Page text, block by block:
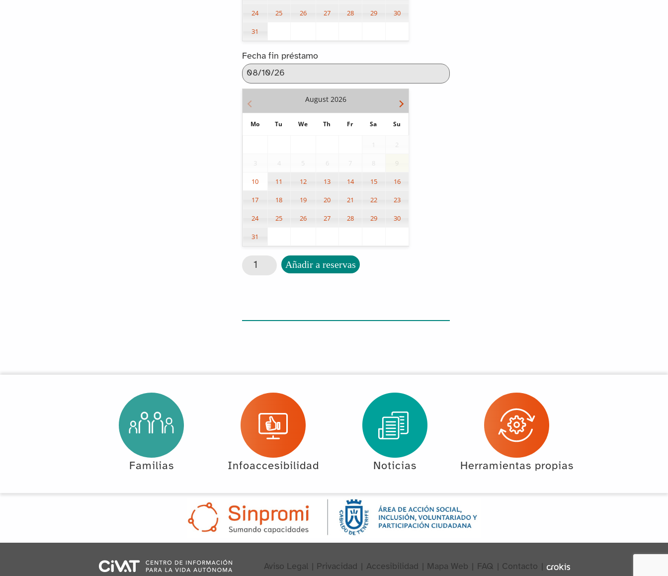
24 25 26 27 28 29 30
31
Fecha fin préstamo
August 2026
Mo Tu We Th Fr Sa Su
2
3 4 5 6 7 8 9
10 11 12 13 14 15 16
17 18 19 20 21 22 23
24 25 26 27 28 29 30
31
Puzzle rompecabezas azul cantidad
Añadir a reservas
Familias Infoaccesibilidad Noticias Herramientas propias
Aviso Legal Privacidad Accesibilidad Mapa Web FAQ Contacto